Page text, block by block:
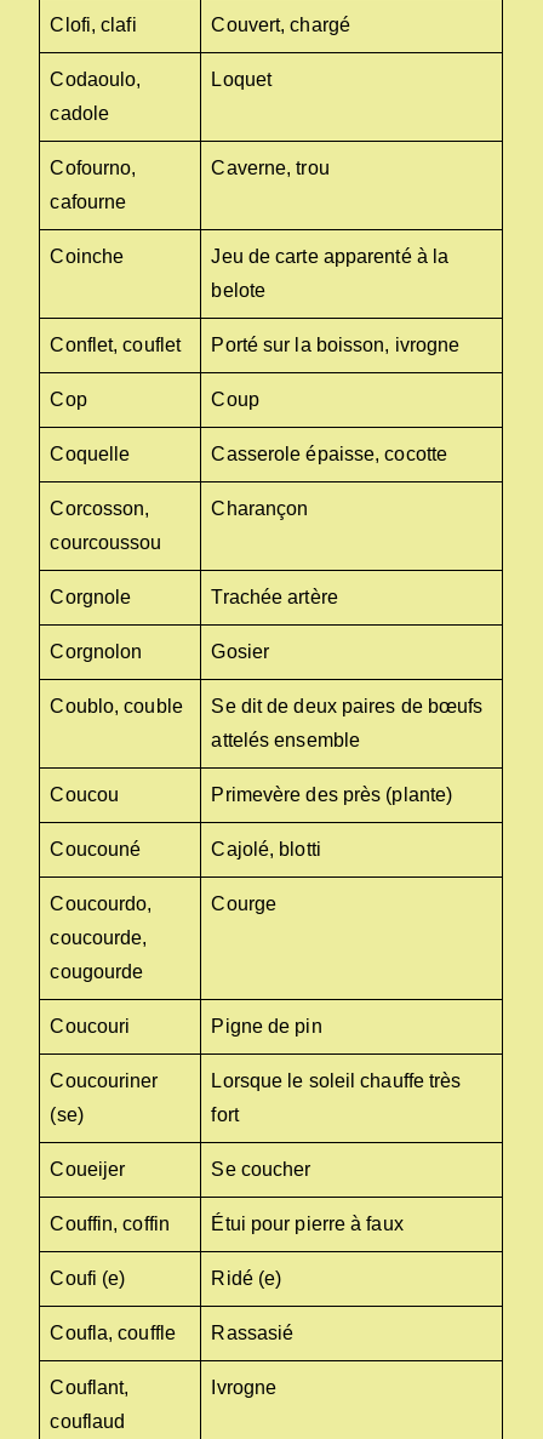
Clofi, clafi Couvert, chargé
Codaoulo,
cadole
Loquet
Cofourno,
cafourne
Caverne, trou
Coinche
Jeu de carte apparenté à la
belote
Conflet, couflet Porté sur la boisson, ivrogne
Cop Coup
Coquelle Casserole épaisse, cocotte
Corcosson,
courcoussou
Charançon
Corgnole Trachée artère
Corgnolon Gosier
Coublo, couble
Se dit de deux paires de bœufs
attelés ensemble
Coucou Primevère des près (plante)
Coucouné Cajolé, blotti
Coucourdo,
coucourde,
cougourde
Courge
Coucouri Pigne de pin
Coucouriner
(se)
Lorsque le soleil chauffe très
fort
Coueijer Se coucher
Couffin, coffin Étui pour pierre à faux
Coufi (e) Ridé (e)
Coufla, couffle Rassasié
Couflant,
couflaud
Ivrogne